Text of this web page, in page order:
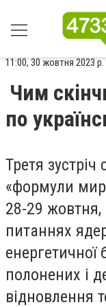
11:00, 30 жовтня 2023 р.
Чим
по
Третя зустріч
«формули
28-29 жовтня,
питаннях
енергетичної
полонених і
відновлення